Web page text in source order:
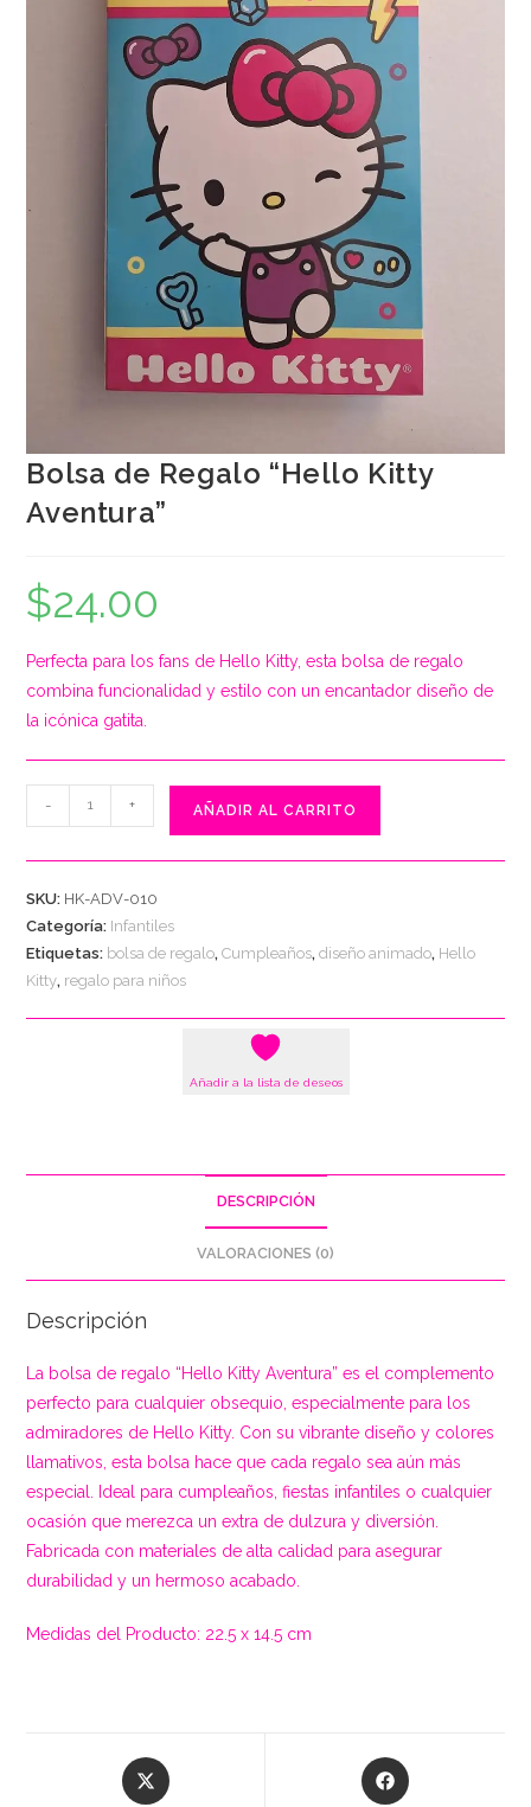
Bolsa de Regalo “Hello Kitty
Aventura”
$24.00
Perfecta para los fans de Hello Kitty, esta bolsa de regalo
combina funcionalidad y estilo con un encantador diseño de
la icónica gatita.
de
Regalo
Aventura"
cantidad
- + AÑADIR AL CARRITO
SKU: HK-ADV-010
Categoría: Infantiles
Etiquetas: bolsa de regalo,Cumpleaños,diseño animado, Hello
Kitty, regalo para niños
Añadir a la lista de deseos
DESCRIPCIÓN
VALORACIONES (0)
Descripción
La bolsa de regalo “Hello Kitty Aventura” es el complemento
perfecto para cualquier obsequio, especialmente para los
admiradores de Hello Kitty. Con su vibrante diseño y colores
llamativos, esta bolsa hace que cada regalo sea aún más
especial. Ideal para cumpleaños, fiestas infantiles o cualquier
ocasión que merezca un extra de dulzura y diversión.
Fabricada con materiales de alta calidad para asegurar
durabilidad y un hermoso acabado.
Medidas del Producto: 22.5 x 14.5 cm
Se
abre
Se
abre